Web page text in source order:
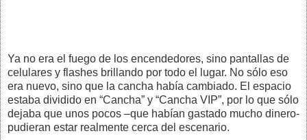
Ya no era el fuego de los encendedores, sino pantallas de
celulares y flashes brillando por todo el lugar. No sólo eso
era nuevo, sino que la cancha había cambiado. El espacio
estaba dividido en “Cancha” y “Cancha VIP”, por lo que sólo
dejaba que unos pocos –que habían gastado mucho dinero-
pudieran estar realmente cerca del escenario.